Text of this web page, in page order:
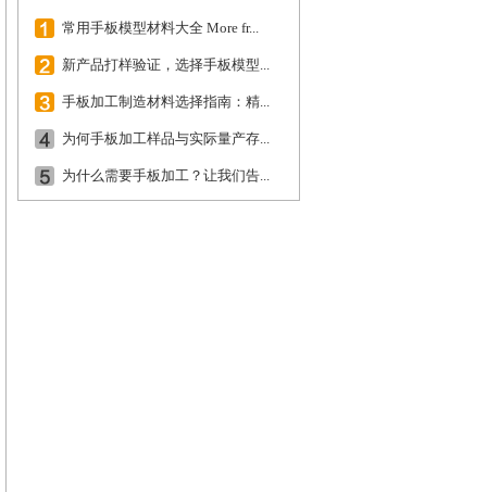
常用手板模型材料大全 More fr...
新产品打样验证，选择手板模型...
手板加工制造材料选择指南：精...
为何手板加工样品与实际量产存...
为什么需要手板加工？让我们告...